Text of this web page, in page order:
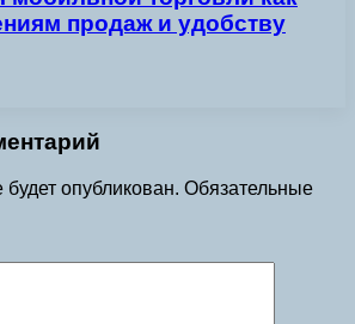
продаж и удобству
опубликован. Обязательные